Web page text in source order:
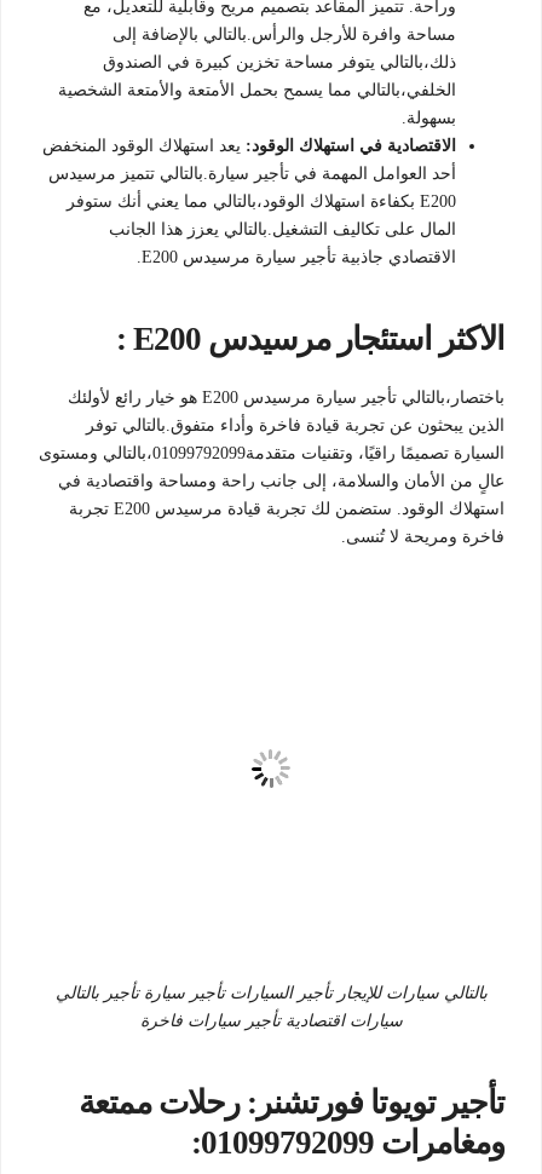
وراحة. تتميز المقاعد بتصميم مريح وقابلية للتعديل، مع
مساحة وافرة للأرجل والرأس.بالتالي بالإضافة إلى
ذلك،بالتالي يتوفر مساحة تخزين كبيرة في الصندوق
الخلفي،بالتالي مما يسمح بحمل الأمتعة والأمتعة الشخصية
بسهولة.
الاقتصادية في استهلاك الوقود: يعد استهلاك الوقود المنخفض
أحد العوامل المهمة في تأجير سيارة.بالتالي تتميز مرسيدس
E200 بكفاءة استهلاك الوقود،بالتالي مما يعني أنك ستوفر
المال على تكاليف التشغيل.بالتالي يعزز هذا الجانب
الاقتصادي جاذبية تأجير سيارة مرسيدس E200.
الاكثر استئجار مرسيدس E200 :
باختصار،بالتالي تأجير سيارة مرسيدس E200 هو خيار رائع لأولئك
الذين يبحثون عن تجربة قيادة فاخرة وأداء متفوق.بالتالي توفر
السيارة تصميمًا راقيًا، وتقنيات متقدمة01099792099،بالتالي ومستوى
عالٍ من الأمان والسلامة، إلى جانب راحة ومساحة واقتصادية في
استهلاك الوقود. ستضمن لك تجربة قيادة مرسيدس E200 تجربة
فاخرة ومريحة لا تُنسى.
بالتالي سيارات للإيجار تأجير السيارات تأجير سيارة تأجير بالتالي
سيارات اقتصادية تأجير سيارات فاخرة
تأجير تويوتا فورتشنر: رحلات ممتعة
ومغامرات 01099792099: